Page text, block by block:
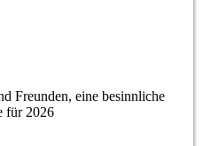
Freunden, eine besinnliche
für 2026